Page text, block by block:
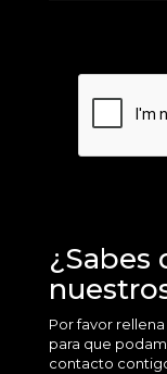
¿Sabes
Por favor
para que
contacto